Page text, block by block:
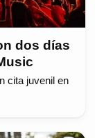
dos días
cita juvenil en